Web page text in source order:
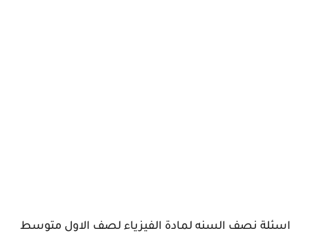
اسئلة نصف السنه لمادة الفيزياء لصف الاول متوسط